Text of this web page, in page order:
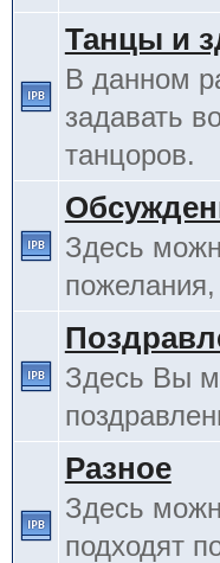
Танцы и
В данном
задавать
танцоров.
Здесь
Здесь Вы
Разное
Здесь
подходят